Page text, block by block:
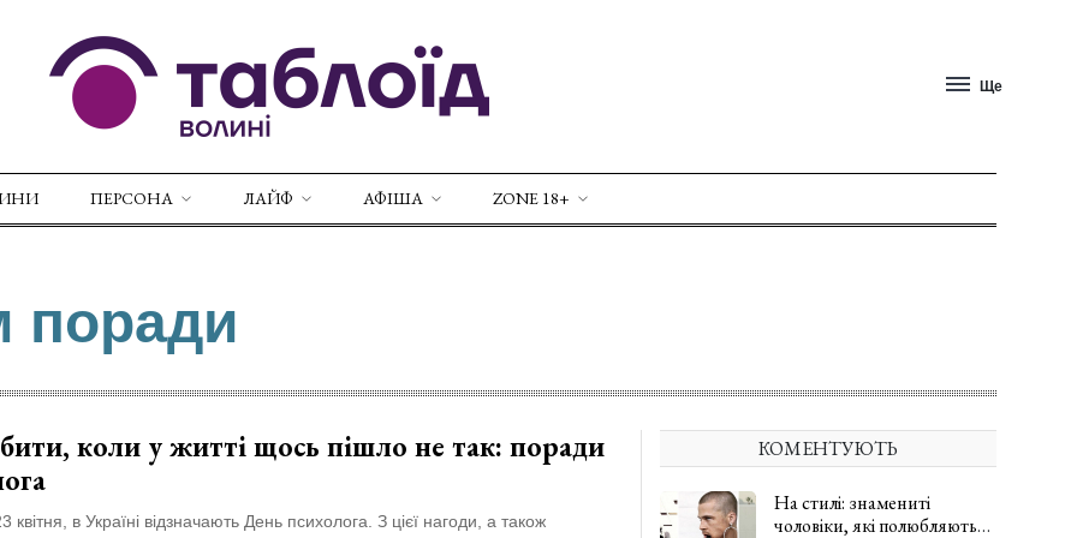
Ще
ПЕРСОНА ЛАЙФ АФІША ZONE 18+
поради
коли у житті щось пішло не так: поради
квітня, в Україні відзначають День психолога. З цієї нагоди, а також
КОМЕНТУЮТЬ
На стилі: знамениті
чоловіки, які полюбляють